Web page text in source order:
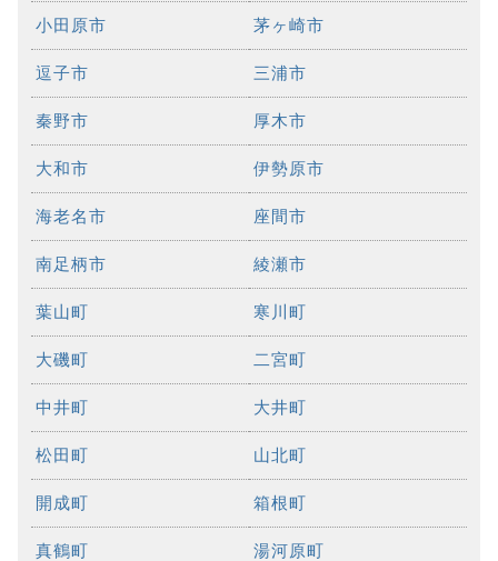
小田原市 茅ヶ崎市
逗子市 三浦市
秦野市 厚木市
大和市 伊勢原市
海老名市 座間市
南足柄市 綾瀬市
葉山町 寒川町
大磯町 二宮町
中井町 大井町
松田町 山北町
開成町 箱根町
真鶴町 湯河原町